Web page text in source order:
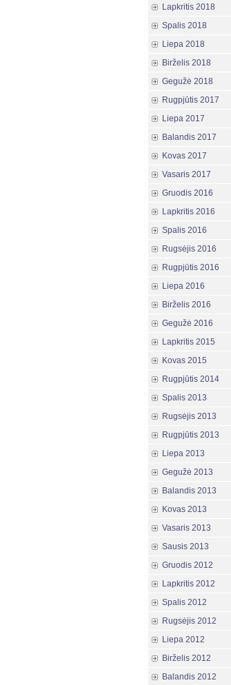
Lapkritis 2018
Spalis 2018
Liepa 2018
Birželis 2018
Gegužė 2018
Rugpjūtis 2017
Liepa 2017
Balandis 2017
Kovas 2017
Vasaris 2017
Gruodis 2016
Lapkritis 2016
Spalis 2016
Rugsėjis 2016
Rugpjūtis 2016
Liepa 2016
Birželis 2016
Gegužė 2016
Lapkritis 2015
Kovas 2015
Rugpjūtis 2014
Spalis 2013
Rugsėjis 2013
Rugpjūtis 2013
Liepa 2013
Gegužė 2013
Balandis 2013
Kovas 2013
Vasaris 2013
Sausis 2013
Gruodis 2012
Lapkritis 2012
Spalis 2012
Rugsėjis 2012
Liepa 2012
Birželis 2012
Balandis 2012